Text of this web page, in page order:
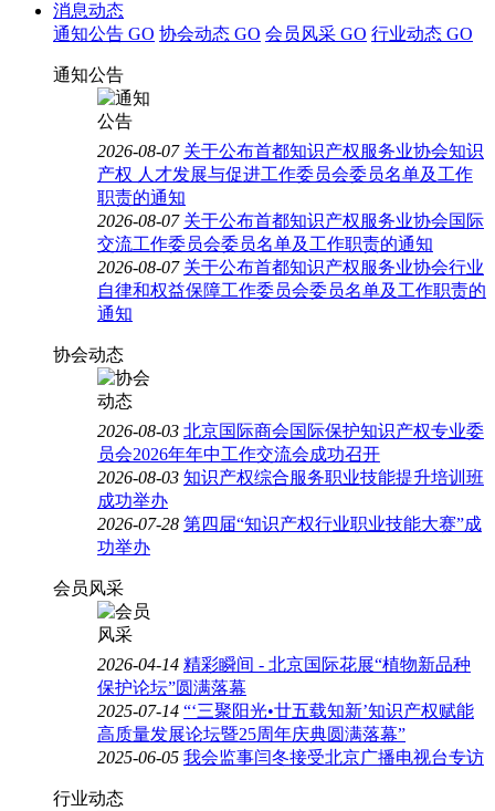
消息动态
通知公告 GO 协会动态 GO 会员风采 GO 行业动态 GO
通知公告
2026-08-07 关于公布首都知识产权服务业协会知识
产权 人才发展与促进工作委员会委员名单及工作
职责的通知
2026-08-07 关于公布首都知识产权服务业协会国际
交流工作委员会委员名单及工作职责的通知
2026-08-07 关于公布首都知识产权服务业协会行业
自律和权益保障工作委员会委员名单及工作职责的
通知
协会动态
2026-08-03 北京国际商会国际保护知识产权专业委
员会2026年年中工作交流会成功召开
2026-08-03 知识产权综合服务职业技能提升培训班
成功举办
2026-07-28 第四届“知识产权行业职业技能大赛”成
功举办
会员风采
2026-04-14 精彩瞬间 - 北京国际花展“植物新品种
保护论坛”圆满落幕
2025-07-14 “‘三聚阳光•廿五载知新’知识产权赋能
高质量发展论坛暨25周年庆典圆满落幕”
2025-06-05 我会监事闫冬接受北京广播电视台专访
行业动态